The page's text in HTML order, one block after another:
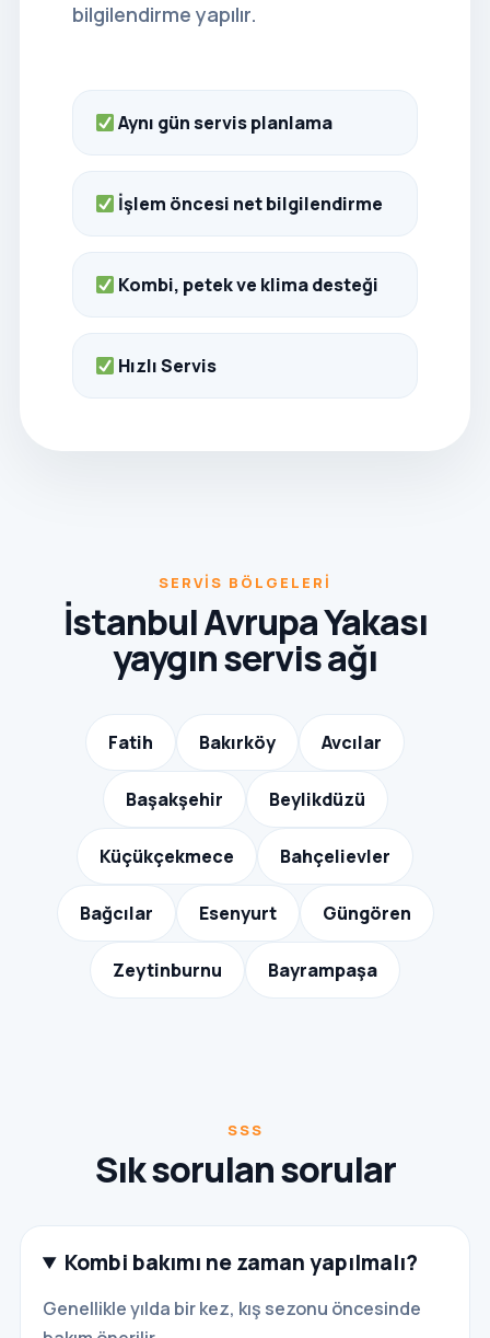
bilgilendirme yapılır.
Aynı gün servis planlama
İşlem öncesi net bilgilendirme
Kombi, petek ve klima desteği
Hızlı Servis
SERVIS BÖLGELERI
İstanbul Avrupa Yakası
yaygın servis ağı
Fatih Bakırköy Avcılar
Başakşehir Beylikdüzü
Küçükçekmece Bahçelievler
Bağcılar Esenyurt Güngören
Zeytinburnu Bayrampaşa
SSS
Sık sorulan sorular
Kombi bakımı ne zaman yapılmalı?
Genellikle yılda bir kez, kış sezonu öncesinde